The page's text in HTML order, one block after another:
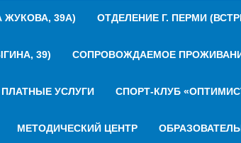
39А) ОТДЕЛЕНИЕ Г. ПЕРМИ
39) СОПРОВОЖДАЕМОЕ
ПЛАТНЫЕ УСЛУГИ СПОРТ-КЛУБ
МЕТОДИЧЕСКИЙ ЦЕНТР